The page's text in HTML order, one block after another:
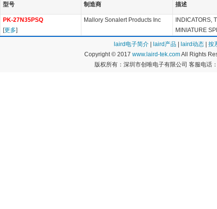
型号 制造商 描述
PK-27N35PSQ
[更多]
Mallory Sonalert Products Inc
INDICATORS,
MINIATURE
laird电子简介 laird产品 laird动态
按
Copyright © 2017 www.laird-tek.comAll Rights
版权所有：深圳市创唯电子有限公司 客服电话